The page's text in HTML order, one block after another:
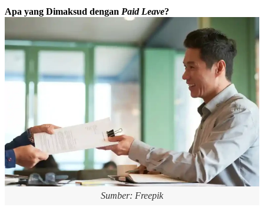
Apa yang Dimaksud dengan Paid Leave?
Sumber: Freepik